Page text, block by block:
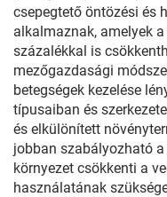
csepegtető öntözési és
alkalmaznak, amelyek
százalékkal is
mezőgazdasági
betegségek kezelése
típusaiban és
és elkülönített
jobban szabályozható
környezet csökkenti a
használatának